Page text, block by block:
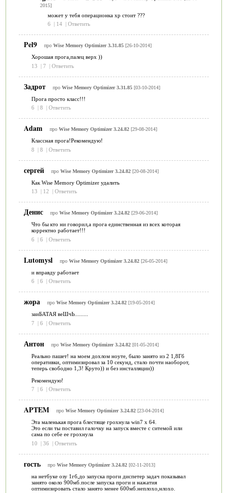
2015]
может у тебя операционка xp стоит ???
6
| 14 | Ответить
Pel9 про Wise Memory Optimizer 3.31.85[26-10-2014]
Хорошая прога,палец верх ))
13
| 7 | Ответить
Задрот про Wise Memory Optimizer 3.31.85[03-10-2014]
Прога просто класс!!!
6
| 8 | Ответить
Adam про Wise Memory Optimizer 3.24.82[29-08-2014]
Классная прога!Рекомендую!
8
| 8 | Ответить
сергей про Wise Memory Optimizer 3.24.82[20-08-2014]
Как Wise Memory Optimizer удалить
13
| 12 | Ответить
Денис про Wise Memory Optimizer 3.24.82[29-06-2014]
Что бы кто ни говорил,а прога единственная из всех которая
корректно работает!!!
6
| 6 | Ответить
Lutomysl про Wise Memory Optimizer 3.24.82[26-05-2014]
и вправду работает
6
| 6 | Ответить
жора про Wise Memory Optimizer 3.24.82[19-05-2014]
заиБАТАЯ веШчЬ.........
7
| 6 | Ответить
Антон про Wise Memory Optimizer 3.24.82[01-05-2014]
Реально пашет! на моем дохлом ноуте, было занято из 2 1,8Гб
оперативки, оптимизировал за 10 секунд, стало почти наоборот,
теперь свободно 1,3! Круто)) и без инсталляции))
Рекомендую!
7
| 6 | Ответить
APTEM про Wise Memory Optimizer 3.24.82[23-04-2014]
Эта маленькая прога блестяще грохнула win7 x 64.
Это если ты поставил галочку на запуск вместе с ситемой или
сама по себе ее грохнула
10
| 36 | Ответить
гость про Wise Memory Optimizer 3.24.82[02-11-2013]
на нетбуке озу 1гб,до запуска проги диспетер задач показывал
занято около 900мб.после запуска проги и нажатия
оптимизировать стало занято менее 600мб.неплохо,нлохо.